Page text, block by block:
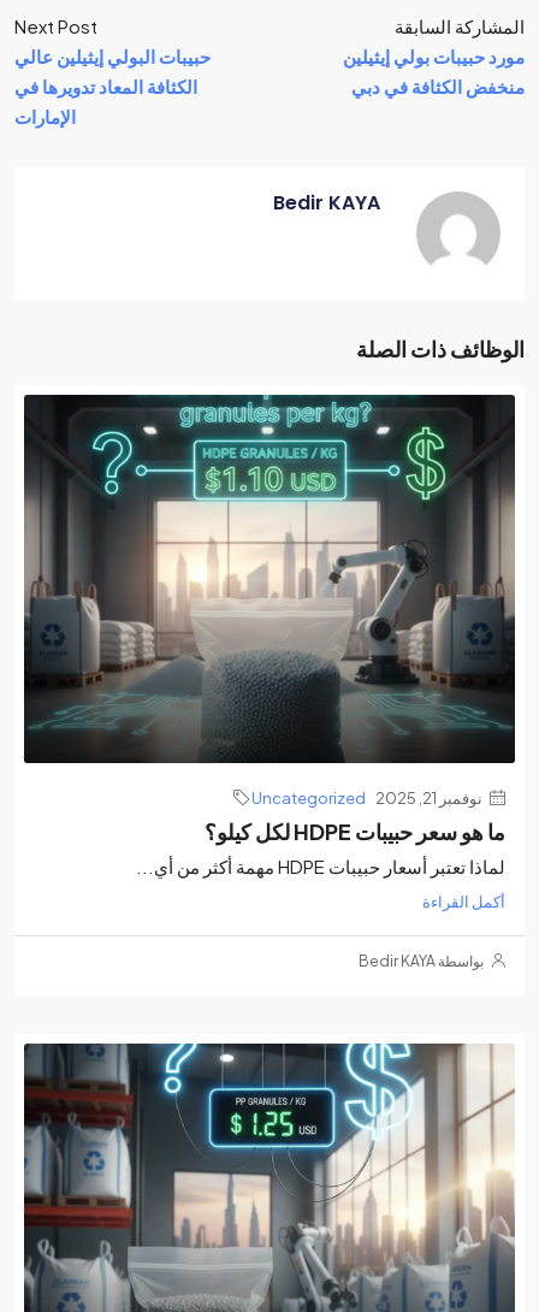
المشاركة السابقة
مورد حبيبات بولي إيثيلين
منخفض الكثافة في دبي
Next Post
حبيبات البولي إيثيلين عالي
الكثافة المعاد تدويرها في
الإمارات
Bedir KAYA
الوظائف ذات الصلة
نوفمبر 21, 2025 Uncategorized
ما هو سعر حبيبات HDPE لكل كيلو؟
لماذا تعتبر أسعار حبيبات HDPE مهمة أكثر من أي...
أكمل القراءة
بواسطة Bedir KAYA